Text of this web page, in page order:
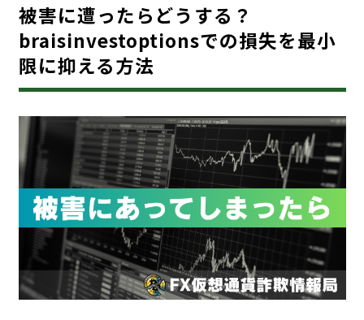
被害に遭ったらどうする？
braisinvestoptionsでの損失を最小
限に抑える方法